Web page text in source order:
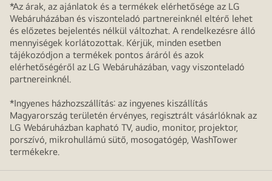
*Az árak, az ajánlatok és a termékek elérhetősége az LG
Webáruházában és viszonteladó partnereinknél eltérő lehet
és előzetes bejelentés nélkül változhat. A rendelkezésre álló
mennyiségek korlátozottak. Kérjük, minden esetben
tájékozódjon a termékek pontos áráról és azok
elérhetőségéről az LG Webáruházában, vagy viszonteladó
partnereinknél.
*Ingyenes házhozszállítás: az ingyenes kiszállítás
Magyarország területén érvényes, regisztrált vásárlóknak az
LG Webáruházban kapható TV, audio, monitor, projektor,
porszívó, mikrohullámú sütő, mosogatógép, WashTower
termékekre.